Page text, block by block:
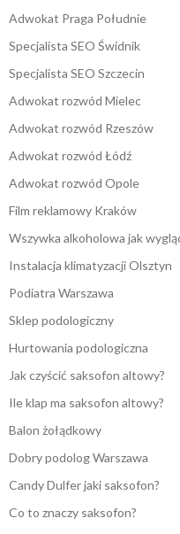
Adwokat Praga Południe
Specjalista SEO Świdnik
Specjalista SEO Szczecin
Adwokat rozwód Mielec
Adwokat rozwód Rzeszów
Adwokat rozwód Łódź
Adwokat rozwód Opole
Film reklamowy Kraków
Wszywka alkoholowa jak
Instalacja klimatyzacji Olsztyn
Podiatra Warszawa
Sklep podologiczny
Hurtowania podologiczna
Jak czyścić saksofon altowy?
Ile klap ma saksofon altowy?
Balon żołądkowy
Dobry podolog Warszawa
Candy Dulfer jaki saksofon?
Co to znaczy saksofon?